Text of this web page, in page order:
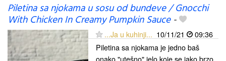
Piletina sa njokama u sosu od bundeve / Gnocchi
With Chicken In Creamy Pumpkin Sauce-
...Ja u kuhinji... 10/11/21
09:36
Piletina sa njokama je jedno baš